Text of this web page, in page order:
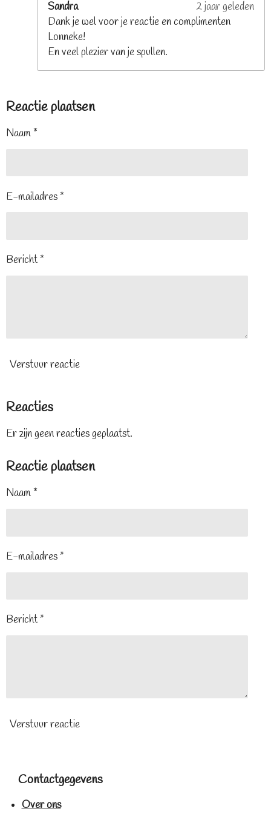
Sandra
2 jaar geleden
Dank je wel voor je reactie en complimenten
Lonneke!
En veel plezier van je spullen.
Reactie plaatsen
Naam *
E-mailadres *
Bericht *
Verstuur reactie
Reacties
Er zijn geen reacties geplaatst.
Reactie plaatsen
Naam *
E-mailadres *
Bericht *
Verstuur reactie
Contactgegevens
Over ons